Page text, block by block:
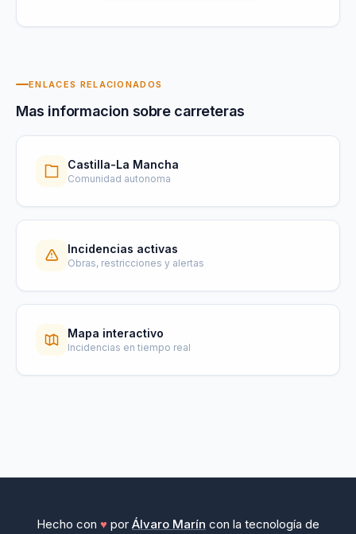
ENLACES RELACIONADOS
Mas informacion sobre carreteras
Castilla-La Mancha
Comunidad autonoma
Incidencias activas
Obras, restricciones y alertas
Mapa interactivo
Incidencias en tiempo real
Hecho con ♥ por Álvaro Marín con la tecnología de